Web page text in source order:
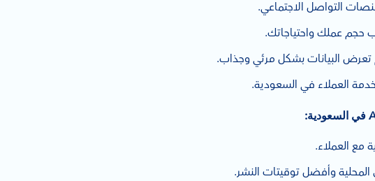
التواصل الاجتماعي.
حجم عملك واحتياجاتك.
البيانات بشكل مرئي وجذاب.
العملاء في السعودية.
مع العملاء.
وأفضل توقيتات النشر.